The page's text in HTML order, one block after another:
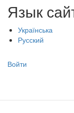
Язык
Українська
Русский
Меню
записи
Войти